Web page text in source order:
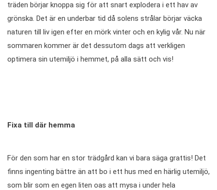
träden börjar knoppa sig för att snart explodera i ett hav av
grönska. Det är en underbar tid då solens strålar börjar väcka
naturen till liv igen efter en mörk vinter och en kylig vår. Nu när
sommaren kommer är det dessutom dags att verkligen
optimera sin utemiljö i hemmet, på alla sätt och vis!
Fixa till där hemma
För den som har en stor trädgård kan vi bara säga grattis! Det
finns ingenting bättre än att bo i ett hus med en härlig utemiljö,
som blir som en egen liten oas att mysa i under hela